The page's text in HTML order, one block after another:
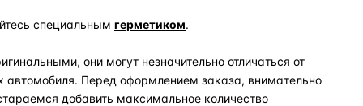
специальным герметиком.
они могут незначительно отличаться от
автомобиля. Перед оформлением заказа, внимательно
добавить максимальное количество